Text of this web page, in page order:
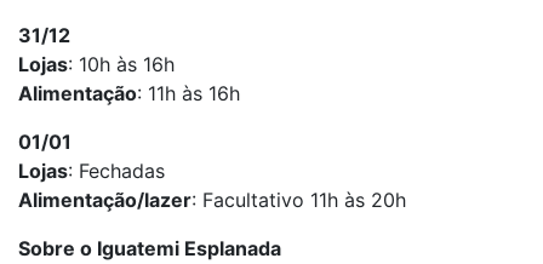
31/12
Lojas: 10h às 16h
Alimentação: 11h às 16h
01/01
Lojas: Fechadas
Alimentação/lazer: Facultativo 11h às 20h
Sobre o Iguatemi Esplanada